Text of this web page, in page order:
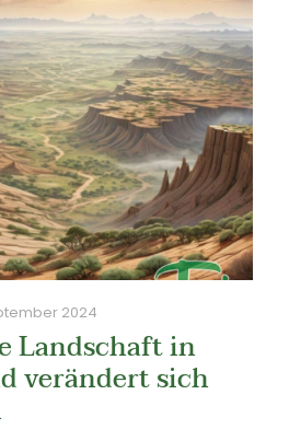
2024
Landschaft in
verändert sich